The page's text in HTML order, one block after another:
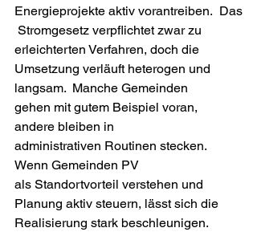
Energieprojekte aktiv vorantreiben.  Das
Stromgesetz verpflichtet zwar zu
erleichterten Verfahren, doch die
Umsetzung verläuft heterogen und
langsam.  Manche Gemeinden
gehen mit gutem Beispiel voran,
andere bleiben in
administrativen Routinen stecken.
Wenn Gemeinden PV
als Standortvorteil verstehen und
Planung aktiv steuern, lässt sich die
Realisierung stark beschleunigen.